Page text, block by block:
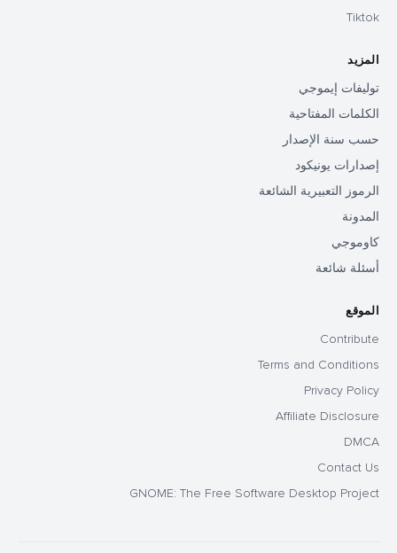
Tiktok
المزيد
توليفات إيموجي
الكلمات المفتاحية
حسب سنة الإصدار
إصدارات يونيكود
الرموز التعبيرية الشائعة
المدونة
كاوموجي
أسئلة شائعة
الموقع
Contribute
Terms and Conditions
Privacy Policy
Affiliate Disclosure
DMCA
Contact Us
GNOME: The Free Software Desktop Project